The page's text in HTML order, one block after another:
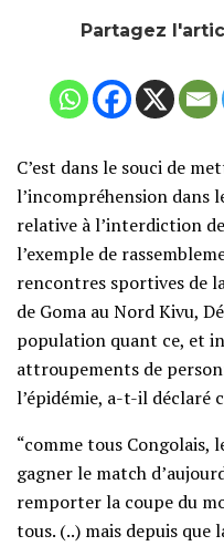
Partagez
C’est dans le souci de
l’incompréhension dans
relative à l’interdiction
l’exemple de
rencontres sportives de
de Goma au Nord Kivu,
population quant ce, et
attroupements de
l’épidémie, a-t-il déclaré
“comme tous Congolais,
gagner le match
remporter la coupe du
tous. (..) mais depuis que